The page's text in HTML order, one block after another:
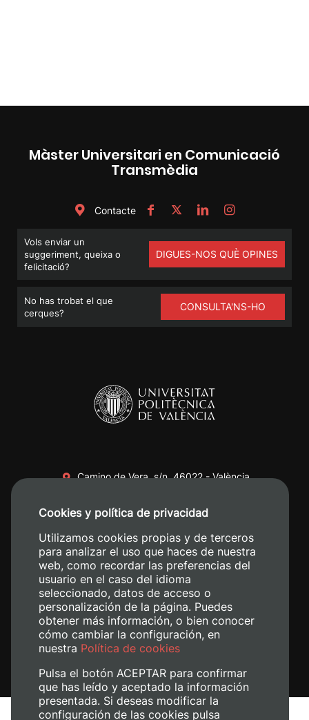
Màster Universitari en Comunicació
Transmèdia
Contacte
Vols enviar un
suggeriment, queixa o
felicitació?
DIGUES-NOS QUÈ OPINES
No has trobat el que
cerques?
CONSULTA'NS-HO
Camino de Vera, s/n. 46022 - València
+34 620 04 00 50
Cookies y política de privacidad
Utilizamos cookies propias y de terceros
para analizar el uso que haces de nuestra
web, como recordar las preferencias del
usuario en el caso del idioma
seleccionado, datos de acceso o
personalización de la página. Puedes
obtener más información, o bien conocer
cómo cambiar la configuración, en
nuestra Política de cookies
Pulsa el botón ACEPTAR para confirmar
que has leído y aceptado la información
presentada. Si deseas modificar la
configuración de las cookies pulsa